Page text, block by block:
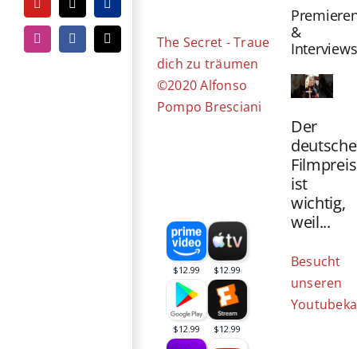
YouTubeTiktokPayPal
InstagramFacebook
E-
Mail
The Secret - Traue
dich zu träumen
©2020 Alfonso
Pompo Bresciani
&
Interviews
Der
deutsche
Filmpreis
ist
wichtig,
weil...
Besucht
unseren